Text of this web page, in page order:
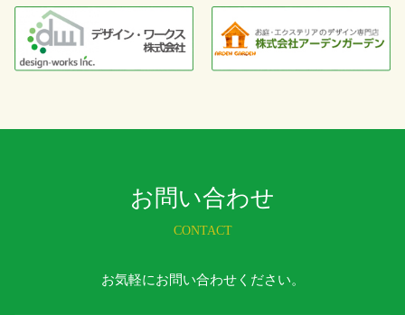
お問い合わせ
CONTACT
お気軽にお問い合わせください。